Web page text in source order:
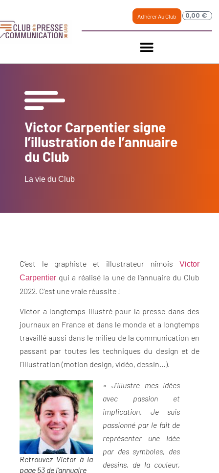
Adhérer Au Club 0,00 €
Victor Carpentier signe
l’illustration de l’annuaire
du Club
La vie du Club
C’est le graphiste et illustrateur nîmois Victor
Carpentier qui a réalisé la une de l’annuaire du Club
2022. C’est une vraie réussite !
Victor a longtemps illustré pour la presse dans des
journaux en France et dans le monde et a longtemps
travaillé aussi dans le milieu de la communication en
passant par toutes les techniques du design et de
l’illustration (motion design, vidéo, dessin…).
Retrouvez Victor à la
page 53 de l’annuaire
« J’illustre mes idées
avec passion et
implication. Je suis
passionné par le fait de
représenter une idée
par des symboles, des
dessins, de la couleur,